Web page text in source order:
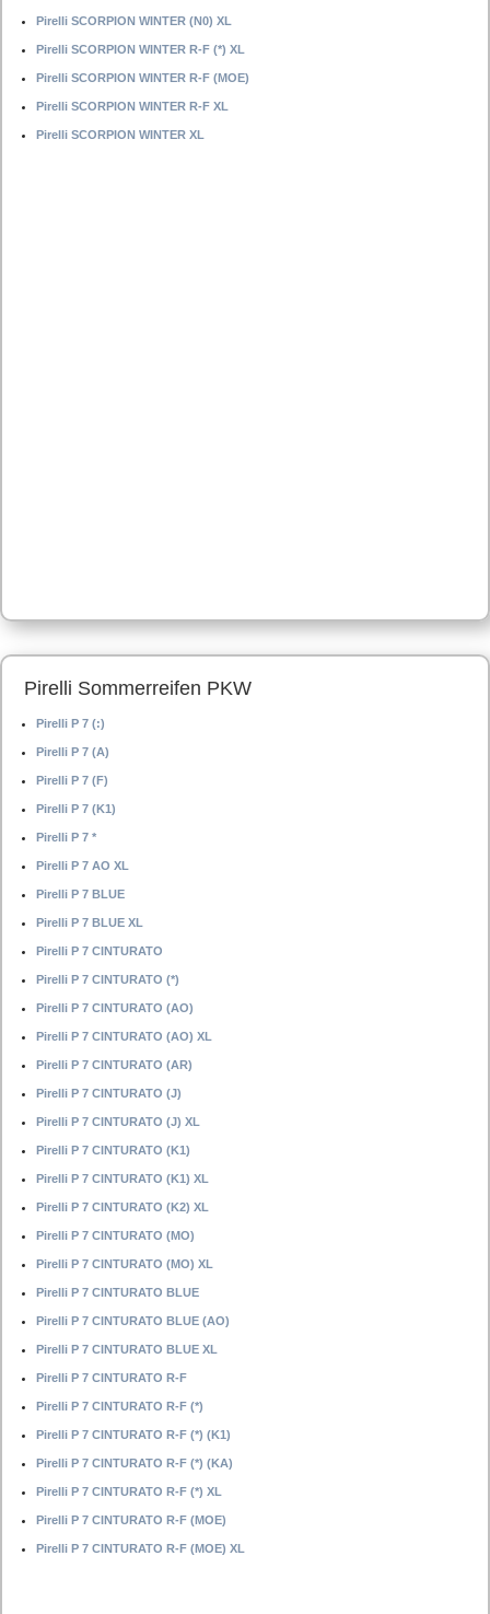
Pirelli SCORPION WINTER (N0) XL
Pirelli SCORPION WINTER R-F (*) XL
Pirelli SCORPION WINTER R-F (MOE)
Pirelli SCORPION WINTER R-F XL
Pirelli SCORPION WINTER XL
Pirelli Sommerreifen PKW
Pirelli P 7 (:)
Pirelli P 7 (A)
Pirelli P 7 (F)
Pirelli P 7 (K1)
Pirelli P 7 *
Pirelli P 7 AO XL
Pirelli P 7 BLUE
Pirelli P 7 BLUE XL
Pirelli P 7 CINTURATO
Pirelli P 7 CINTURATO (*)
Pirelli P 7 CINTURATO (AO)
Pirelli P 7 CINTURATO (AO) XL
Pirelli P 7 CINTURATO (AR)
Pirelli P 7 CINTURATO (J)
Pirelli P 7 CINTURATO (J) XL
Pirelli P 7 CINTURATO (K1)
Pirelli P 7 CINTURATO (K1) XL
Pirelli P 7 CINTURATO (K2) XL
Pirelli P 7 CINTURATO (MO)
Pirelli P 7 CINTURATO (MO) XL
Pirelli P 7 CINTURATO BLUE
Pirelli P 7 CINTURATO BLUE (AO)
Pirelli P 7 CINTURATO BLUE XL
Pirelli P 7 CINTURATO R-F
Pirelli P 7 CINTURATO R-F (*)
Pirelli P 7 CINTURATO R-F (*) (K1)
Pirelli P 7 CINTURATO R-F (*) (KA)
Pirelli P 7 CINTURATO R-F (*) XL
Pirelli P 7 CINTURATO R-F (MOE)
Pirelli P 7 CINTURATO R-F (MOE) XL